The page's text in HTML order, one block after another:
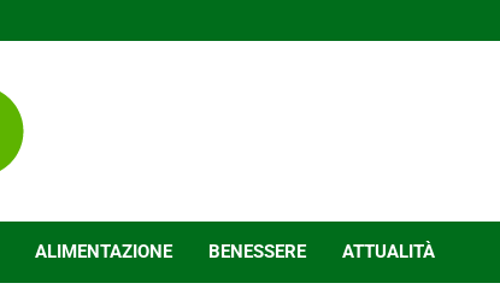
ALIMENTAZIONE BENESSERE ATTUALITÀ